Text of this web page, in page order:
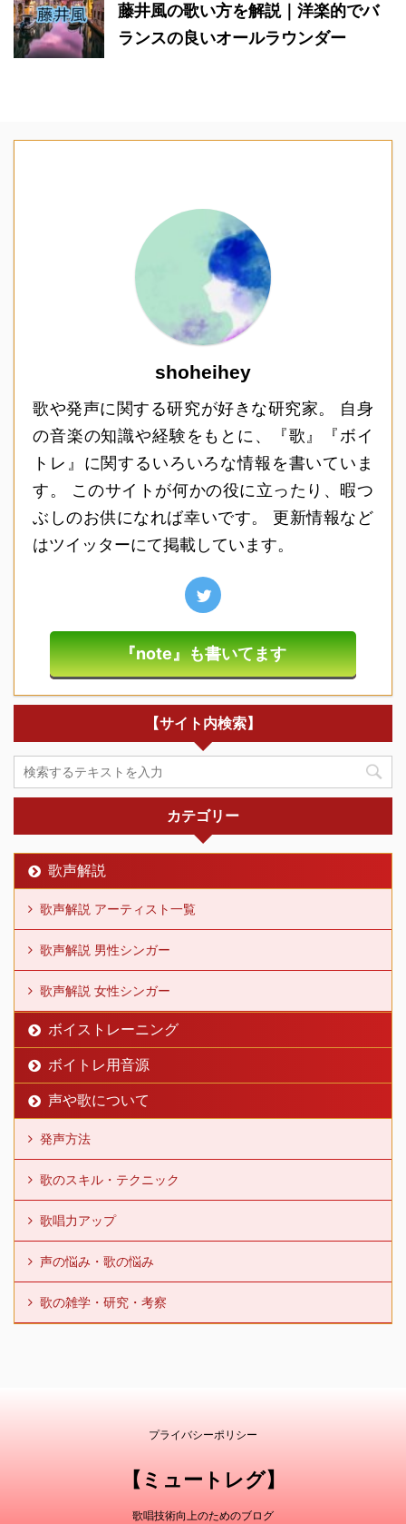
藤井風の歌い方を解説｜洋楽的でバ
ランスの良いオールラウンダー
shoheihey
歌や発声に関する研究が好きな研究家。 自身
の音楽の知識や経験をもとに、『歌』『ボイ
トレ』に関するいろいろな情報を書いていま
す。 このサイトが何かの役に立ったり、暇つ
ぶしのお供になれば幸いです。 更新情報など
はツイッターにて掲載しています。
『note』も書いてます
【サイト内検索】
カテゴリー
歌声解説
歌声解説 アーティスト一覧
歌声解説 男性シンガー
歌声解説 女性シンガー
ボイストレーニング
ボイトレ用音源
声や歌について
発声方法
歌のスキル・テクニック
歌唱力アップ
声の悩み・歌の悩み
歌の雑学・研究・考察
プライバシーポリシー
【ミュートレグ】
歌唱技術向上のためのブログ